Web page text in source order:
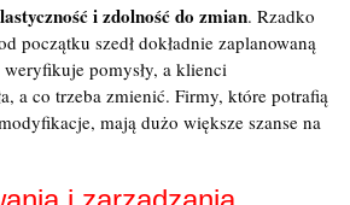
i zdolność do zmian. Rzadko
początku szedł dokładnie zaplanowaną
pomysły, a klienci
a co trzeba zmienić. Firmy, które potrafią
mają dużo większe szanse na